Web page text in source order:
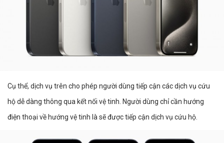
Cụ thể, dịch vụ trên cho phép người dùng tiếp cận các dịch vụ cứu
hộ dễ dàng thông qua kết nối vệ tinh. Người dùng chỉ cần hướng
điện thoại về hướng vệ tinh là sẽ được tiếp cận dịch vụ cứu hộ.